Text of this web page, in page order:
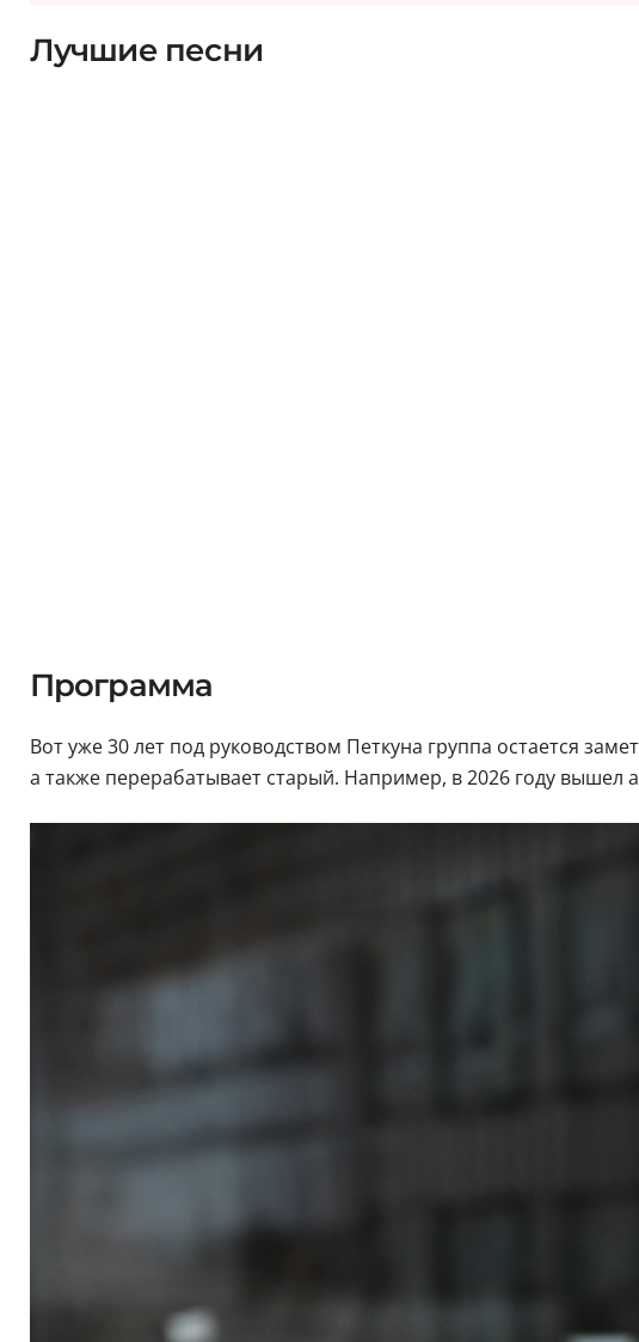
Лучшие песни
Программа
Вот уже 30 лет под руководством Петкуна группа остается
а также перерабатывает старый. Например, в 2026 году вышел